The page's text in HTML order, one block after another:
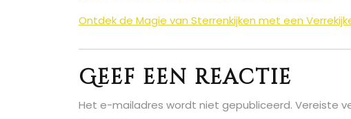
Berichtnavigatie
Ontdek de Magie van Sterrenkijken met een
Geef een reactie
Het e-mailadres wordt niet gepubliceerd. Vereiste